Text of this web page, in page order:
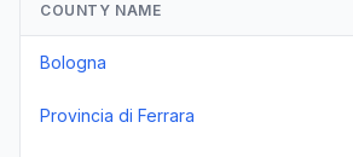
COUNTY NAME
Bologna
Provincia di Ferrara